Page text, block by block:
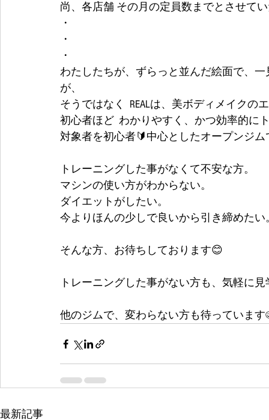
尚、各店舗 その月の定員数までとさせて
・
・
・
わたしたちが、ずらっと並んだ絵面で、
が、
そうではなく  REALは、美ボディメイクの
初心者ほど  わかりやすく、かつ効率的に
対象者を初心者🔰中心としたオープンジム
トレーニングした事がなくて不安な方。
マシンの使い方がわからない。
ダイエットがしたい。
今よりほんの少しで良いから引き締めたい
そんな方、お待ちしております😊
トレーニングした事がない方も、気軽に
他のジムで、変わらない方も待っていま
最新記事